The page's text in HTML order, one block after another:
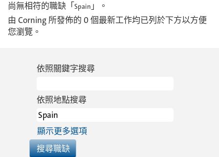
尚無相符的職缺「Spain 」。
由 Corning 所發佈的 0 個最新工作均已列於下方以方便
您瀏覽。
依照關鍵字搜尋
依照地點搜尋
顯示更多選項